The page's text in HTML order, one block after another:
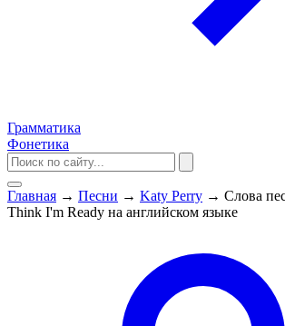
Грамматика
Фонетика
Главная → Песни → Katy Perry → Слова
Think I'm Ready на английском языке